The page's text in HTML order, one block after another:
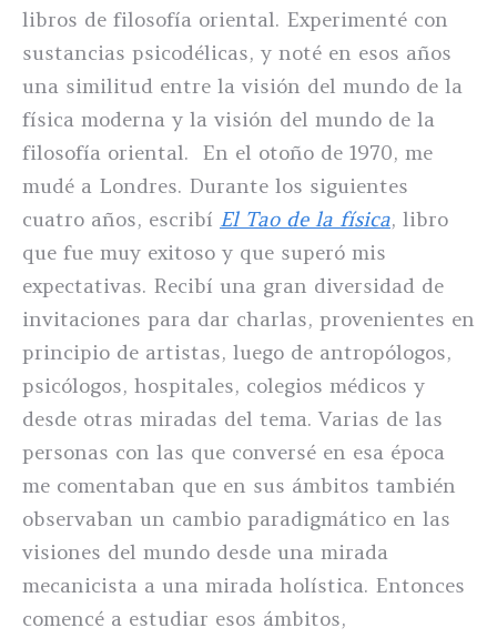
libros de filosofía oriental. Experimenté con
sustancias psicodélicas, y noté en esos años
una similitud entre la visión del mundo de la
física moderna y la visión del mundo de la
filosofía oriental. En el otoño de 1970, me
mudé a Londres. Durante los siguientes
cuatro años, escribí El Tao de la física, libro
que fue muy exitoso y que superó mis
expectativas. Recibí una gran diversidad de
invitaciones para dar charlas, provenientes en
principio de artistas, luego de antropólogos,
psicólogos, hospitales, colegios médicos y
desde otras miradas del tema. Varias de las
personas con las que conversé en esa época
me comentaban que en sus ámbitos también
observaban un cambio paradigmático en las
visiones del mundo desde una mirada
mecanicista a una mirada holística. Entonces
comencé a estudiar esos ámbitos,